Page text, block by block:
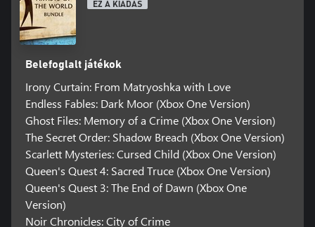
EZ A KIADÁS
Belefoglalt játékok
Irony Curtain: From Matryoshka with Love
Endless Fables: Dark Moor (Xbox One Version)
Ghost Files: Memory of a Crime (Xbox One Version)
The Secret Order: Shadow Breach (Xbox One Version)
Scarlett Mysteries: Cursed Child (Xbox One Version)
Queen's Quest 4: Sacred Truce (Xbox One Version)
Queen's Quest 3: The End of Dawn (Xbox One
Version)
Noir Chronicles: City of Crime